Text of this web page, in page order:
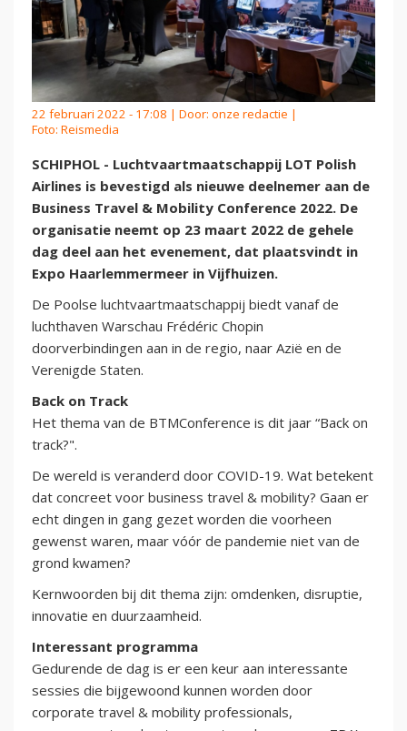
22 februari 2022 - 17:08 | Door: onze redactie |
Foto: Reismedia
SCHIPHOL - Luchtvaartmaatschappij LOT Polish
Airlines is bevestigd als nieuwe deelnemer aan de
Business Travel & Mobility Conference 2022. De
organisatie neemt op 23 maart 2022 de gehele
dag deel aan het evenement, dat plaatsvindt in
Expo Haarlemmermeer in Vijfhuizen.
De Poolse luchtvaartmaatschappij biedt vanaf de
luchthaven Warschau Frédéric Chopin
doorverbindingen aan in de regio, naar Azië en de
Verenigde Staten.
Back on Track
Het thema van de BTMConference is dit jaar “Back on
track?".
De wereld is veranderd door COVID-19. Wat betekent
dat concreet voor business travel & mobility? Gaan er
echt dingen in gang gezet worden die voorheen
gewenst waren, maar vóór de pandemie niet van de
grond kwamen?
Kernwoorden bij dit thema zijn: omdenken, disruptie,
innovatie en duurzaamheid.
Interessant programma
Gedurende de dag is er een keur aan interessante
sessies die bijgewoond kunnen worden door
corporate travel & mobility professionals,